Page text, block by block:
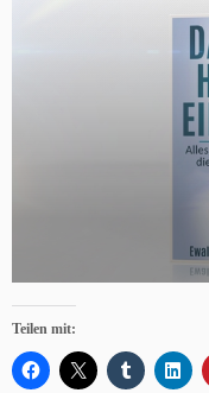
Teilen mit: